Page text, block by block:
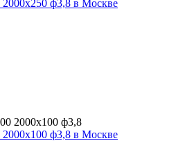
2000х250 ф3,8 в Москве
2000х100 ф3,8 в Москве